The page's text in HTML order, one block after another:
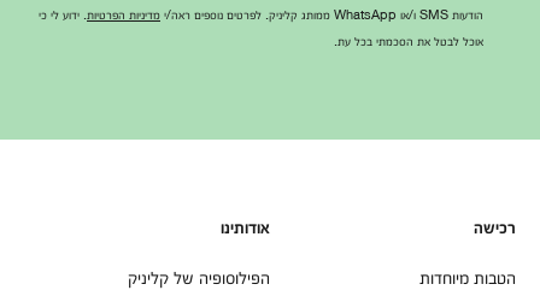
הודעות SMS ו/או WhatsApp ממותג קליניק. לפרטים נוספים ראה/י
מדיניות הפרטיות . ידוע לי כי
אוכל לבטל את הסכמתי בכל עת.
רכישה
הטבות מיוחדות
אודותינו
הפילוסופיה של קליניק